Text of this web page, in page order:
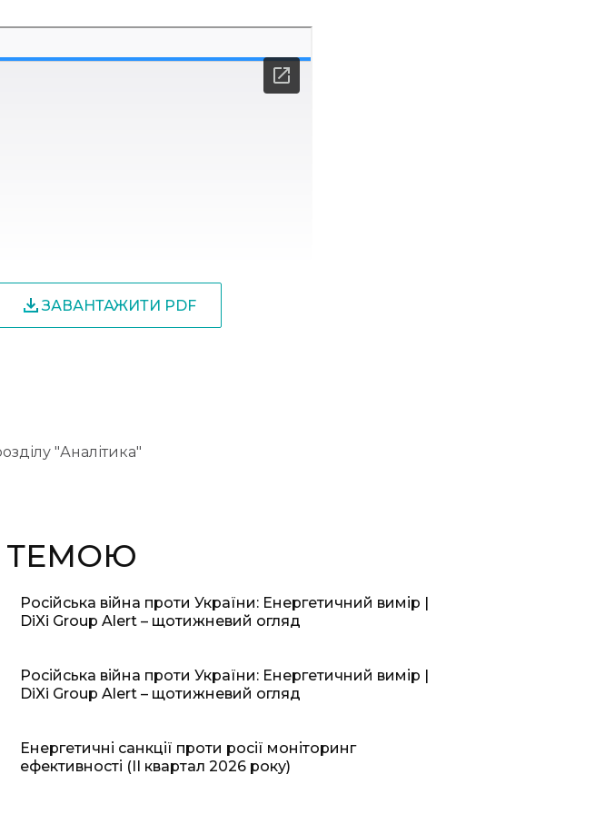
ЗАВАНТАЖИТИ PDF
"Аналітика"
ТЕМОЮ
Російська війна проти України: Енергетичний вимір |
DiXi Group Alert – щотижневий огляд
Російська війна проти України: Енергетичний вимір |
DiXi Group Alert – щотижневий огляд
Енергетичні санкції проти росії моніторинг
ефективності (II квартал 2026 року)